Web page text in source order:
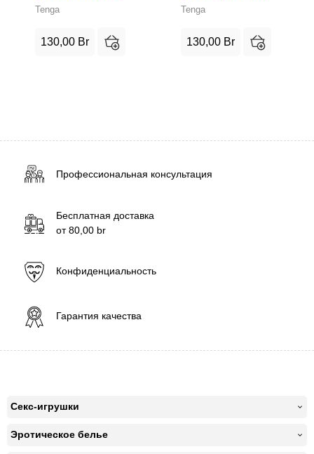
Tenga
130,00 Br
Tenga
130,00 Br
Профессиональная консультация
Бесплатная доставка
от80,00 br
Конфиденциальность
Гарантия качества
Секс-игрушки
Эротическое белье